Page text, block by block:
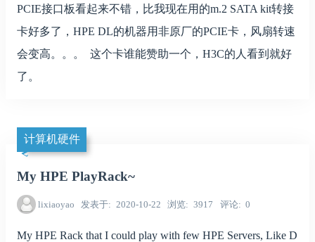
PCIE接口板看起来不错，比我现在用的m.2 SATA kit转接
卡好多了，HPE DL的机器用非原厂的PCIE卡，风扇转速
会变高。。。 这个卡谁能赞助一个，H3C的人看到就好
了。
计算机硬件
My HPE PlayRack~
lixiaoyao 发表于 2020-10-22 浏览 3917 评论 0
My HPE Rack that I could play with few HPE Servers, Like D